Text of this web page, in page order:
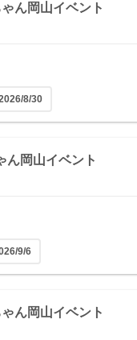
ん岡山イベント
8/30
ん岡山イベント
9/6
ん岡山イベント